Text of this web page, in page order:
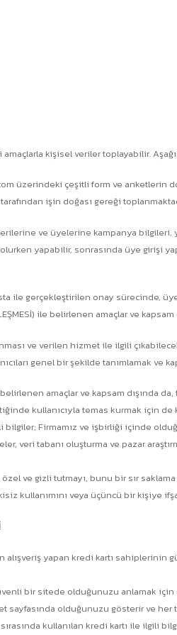
amaçlarla kişisel veriler toplayabilir.
üzerindeki çeşitli form ve
işin doğası gereği
ve üyelerine kampanya
yapabilir, sonrasında üye
ile gerçekleştirilen onay sürecinde,
ile belirlenen amaçlar ve
ve verilen hizmet ile ilgili
genel bir şekilde tanımlamak ve
amaçlar ve kapsam dışında
kullanıcıyla temas kurmak için de
Firmamız ve işbirliği içinde
veri tabanı oluşturma ve pazar
ve gizli tutmayı, bunu bir sır
kullanımını veya üçüncü bir
alışveriş yapan kredi kartı
bir sitede olduğunuzu anlamak için
sayfasında olduğunuzu gösterir ve
kullanılan kredi kartı ile ilgili